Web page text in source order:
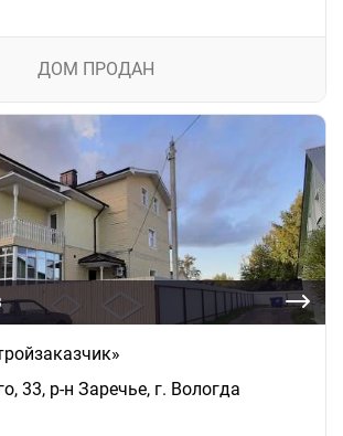
ДОМ ПРОДАН
33, р-н Заречье, г. Вологда